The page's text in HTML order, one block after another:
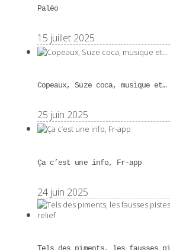
Paléo
15 juillet 2025
Copeaux, Suze coca, musique
25 juin 2025
Ça c’est une info, Fr-app
24 juin 2025